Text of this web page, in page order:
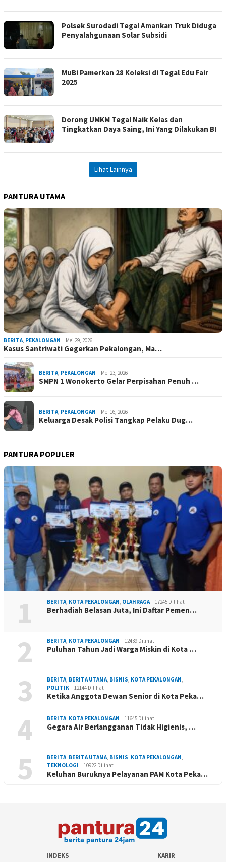
Polsek Surodadi Tegal Amankan Truk Diduga
Penyalahgunaan Solar Subsidi
MuBi Pamerkan 28 Koleksi di Tegal Edu Fair
2025
Dorong UMKM Tegal Naik Kelas dan
Tingkatkan Daya Saing, Ini Yang Dilakukan BI
Lihat Lainnya
PANTURA UTAMA
BERITA, PEKALONGAN Mei 29, 2026
Kasus Santriwati Gegerkan Pekalongan, Ma…
BERITA, PEKALONGAN Mei 23, 2026
SMPN 1 Wonokerto Gelar Perpisahan Penuh …
BERITA, PEKALONGAN Mei 16, 2026
Keluarga Desak Polisi Tangkap Pelaku Dug…
PANTURA POPULER
1 BERITA, KOTA PEKALONGAN, OLAHRAGA 17245 Dilihat
Berhadiah Belasan Juta, Ini Daftar Pemen…
2 BERITA, KOTA PEKALONGAN 12439 Dilihat
Puluhan Tahun Jadi Warga Miskin di Kota …
3 BERITA, BERITA UTAMA, BISNIS, KOTA PEKALONGAN,
POLITIK
12144 Dilihat
Ketika Anggota Dewan Senior di Kota Peka…
4 BERITA, KOTA PEKALONGAN 11645 Dilihat
Gegara Air Berlangganan Tidak Higienis, …
5 BERITA, BERITA UTAMA, BISNIS, KOTA PEKALONGAN,
TEKNOLOGI
10922 Dilihat
Keluhan Buruknya Pelayanan PAM Kota Peka…
INDEKS KARIR